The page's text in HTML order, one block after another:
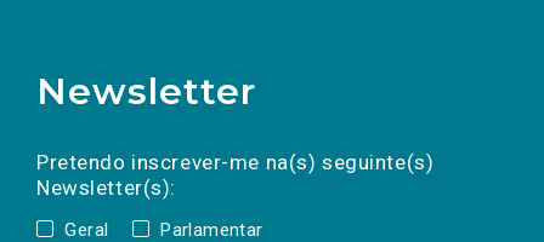
Newsletter
Pretendo inscrever-me na(s) seguinte(s)
Newsletter(s):
Geral Parlamentar
a(s) newsletter(s).
mail